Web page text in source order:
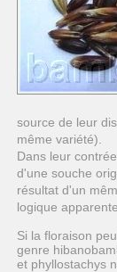
source de leur
même variété).
Dans leur
d'une souche
résultat d'un
logique apparente.
Si la floraison
genre
et phyllostachys